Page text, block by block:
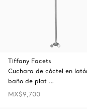
Tiffany Facets
Cuchara de cóctel en
baño de plat …
MX$9,700